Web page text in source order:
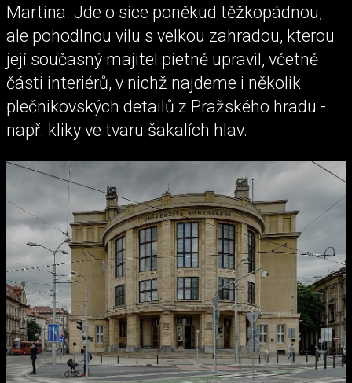
Martina. Jde o sice poněkud těžkopádnou,
ale pohodlnou vilu s velkou zahradou, kterou
její současný majitel pietně upravil, včetně
části interiérů, v nichž najdeme i několik
plečnikovských detailů z Pražského hradu -
např. kliky ve tvaru šakalích hlav.